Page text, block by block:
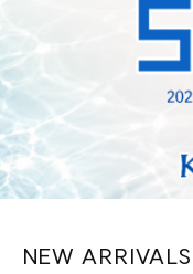
NEW ARRIVALS